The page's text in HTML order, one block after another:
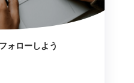
ォローしよう